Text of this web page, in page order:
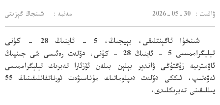
2026-05-30 ：ۋاقىت مەنبە： شىنجاڭ گېزىتى
شىنخۇا ئاگېنتلىقى، بېيجىڭ، 5 - ئاينىڭ 28 - كۈنى
تېلېگراممىسى
5 - ئاينىڭ 28 - كۈنى، دۆلەت رەئىسى شى جىنپىڭ
ئاۋسترىيە زۇڭتۇڭى ۋاندېر بېلېن بىلەن ئۆزئارا تەبرىك تېلېگراممىسى
ئەۋەتىپ، ئىككى دۆلەت دىپلوماتىك مۇناسىۋەت ئورناتقانلىقىنىڭ 55
يىللىقىنى تەبرىكلىدى.